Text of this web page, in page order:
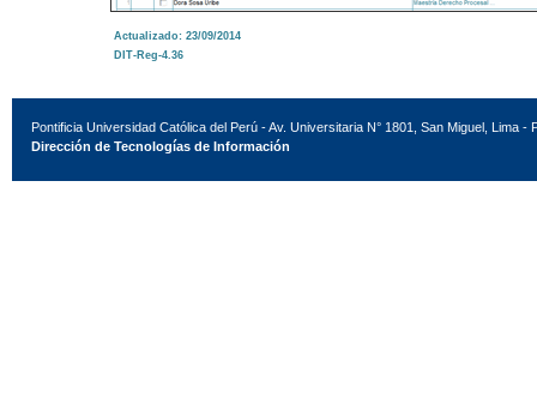
Actualizado: 23/09/2014
DIT-Reg-4.36
Pontificia Universidad Católica del Perú - Av. Universitaria N° 1801, San Miguel, Lima -
Dirección de Tecnologías de Información